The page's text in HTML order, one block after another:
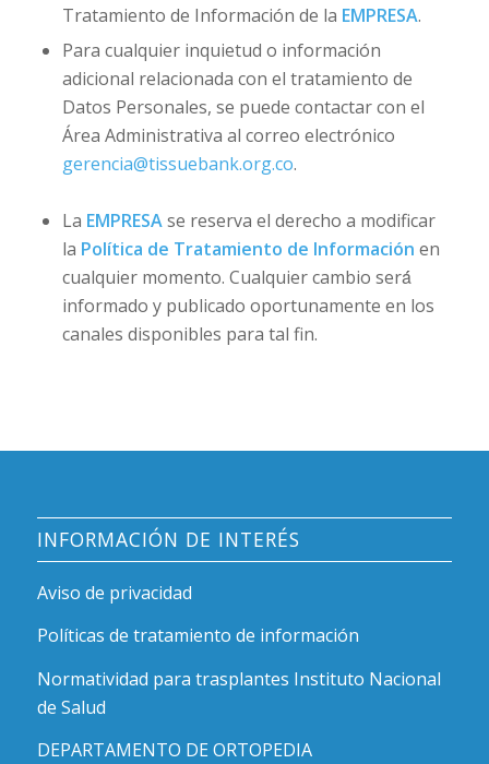
Tratamiento de Información de la EMPRESA.
Para cualquier inquietud o información
adicional relacionada con el tratamiento de
Datos Personales, se puede contactar con el
Área Administrativa al correo electrónico
gerencia@tissuebank.org.co.
La EMPRESAse reserva el derecho a modificar
la Política de Tratamiento de Información en
cualquier momento. Cualquier cambio será́
informado y publicado oportunamente en los
canales disponibles para tal fin.
INFORMACIÓN DE INTERÉS
Aviso de privacidad
Políticas de tratamiento de información
Normatividad para trasplantes Instituto Nacional
de Salud
DEPARTAMENTO DE ORTOPEDIA